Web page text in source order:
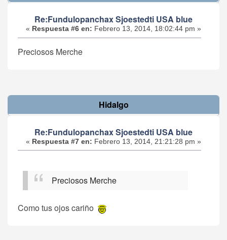
Re:Fundulopanchax Sjoestedti USA blue
« Respuesta #6 en: Febrero 13, 2014, 18:02:44 pm »
Preciosos Merche
Hidalgo
Re:Fundulopanchax Sjoestedti USA blue
« Respuesta #7 en: Febrero 13, 2014, 21:21:28 pm »
Preciosos Merche
Como tus ojos cariño